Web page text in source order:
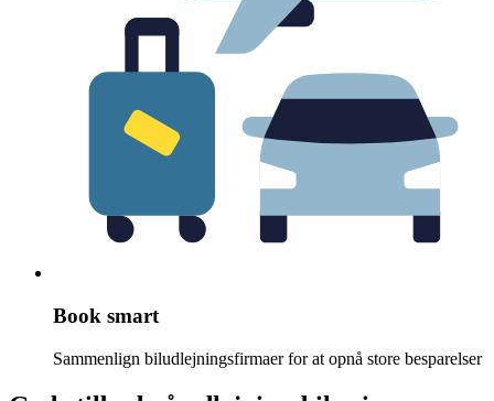
Book smart
Sammenlign biludlejningsfirmaer for at opnå store besparelser